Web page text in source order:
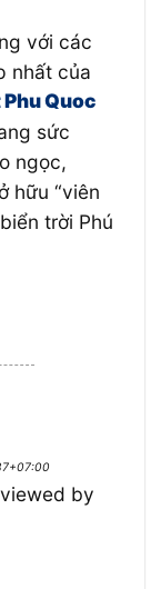
với các
nhất của
Quoc
sức
ngọc,
hữu “viên
trời Phú
by